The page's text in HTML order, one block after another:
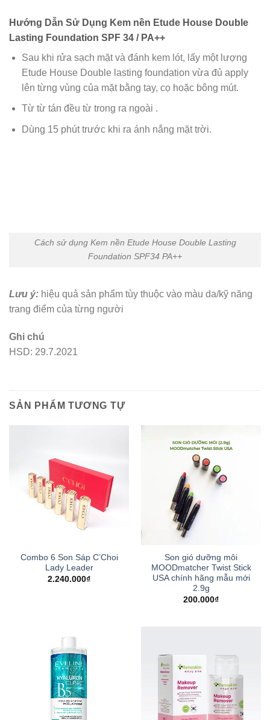
Hướng Dẫn Sử Dụng Kem nền Etude House Double
Lasting Foundation SPF 34 / PA++
Sau khi rửa sạch mặt và đánh kem lót, lấy một lượng
Etude House Double lasting foundation vừa đủ apply
lên từng vùng của mặt bằng tay, cọ hoặc bông mút.
Từ từ tán đều từ trong ra ngoài .
Dùng 15 phút trước khi ra ánh nắng mặt trời.
Cách sử dụng Kem nền Etude House Double Lasting
Foundation SPF34 PA++
Lưu ý: hiệu quả sản phẩm tùy thuộc vào màu da/kỹ năng
trang điểm của từng người
Ghi chú
HSD: 29.7.2021
SẢN PHẨM TƯƠNG TỰ
Combo 6 Son Sáp C’Choi
Lady Leader
2.240.000₫
Son gió dưỡng môi
MOODmatcher Twist Stick
USA chính hãng mẫu mới
2.9g
200.000₫